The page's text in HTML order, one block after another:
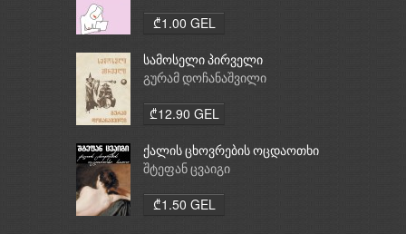
₾1.00 GEL
სამოსელი პირველი
გურამ დოჩანაშვილი
₾12.90 GEL
ქალის ცხოვრების ოცდაოთხი
საათი
შტეფან ცვაიგი
₾1.50 GEL